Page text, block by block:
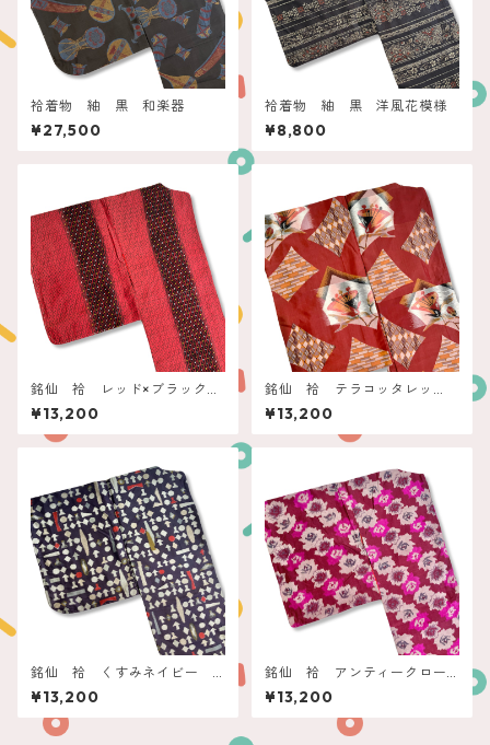
袷着物 紬 黒 和楽器
¥27,500
袷着物 紬 黒 洋風花模様
¥8,800
銘仙 袷 レッド×ブラック
立涌に水玉
¥13,200
銘仙 袷 テラコッタレッ
ド モダン洋花とレンガ
¥13,200
銘仙 袷 くすみネイビー
幾何学
¥13,200
銘仙 袷 アンティークロー
ズ ローズライン
¥13,200